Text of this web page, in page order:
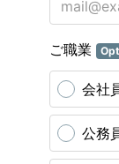
ご職業
会社
公務